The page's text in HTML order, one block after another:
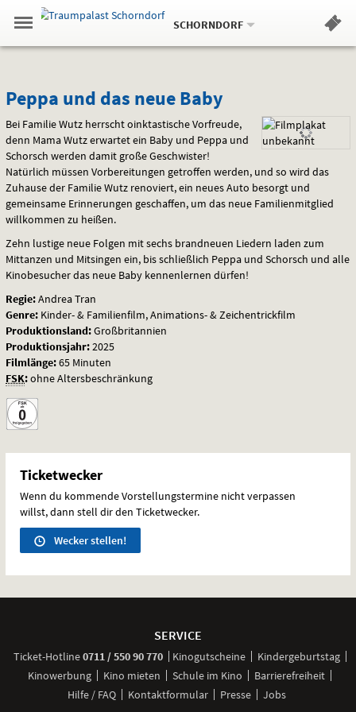
Springe
zum
,zum
.
Navigation
Gehe
zur
Standortauswahl
Standort:
SCHORNDORF.
Hinweis
Peppa
und
das
neue
Baby
Peppa und das neue Baby
Bei Familie Wutz herrscht oinktastische Vorfreude,
denn Mama Wutz erwartet ein Baby und Peppa und
Schorsch werden damit große Geschwister!
Natürlich müssen Vorbereitungen getroffen werden, und so wird das
Zuhause der Familie Wutz renoviert, ein neues Auto besorgt und
gemeinsame Erinnerungen geschaffen, um das neue Familienmitglied
willkommen zu heißen.
Zehn lustige neue Folgen mit sechs brandneuen Liedern laden zum
Mittanzen und Mitsingen ein, bis schließlich Peppa und Schorsch und alle
Kinobesucher das neue Baby kennenlernen dürfen!
Regie:Andrea Tran
Genre: Kinder- & Familienfilm, Animations- & Zeichentrickfilm
Produktionsland:Großbritannien
Produktionsjahr:2025
Filmlänge:65 Minuten
FSK:ohne Altersbeschränkung
Ticketwecker
Wenn du kommende Vorstellungstermine nicht verpassen
willst, dann stell dir den Ticketwecker.
Wecker stellen!
SERVICE
Ticket-Hotline0711 / 550 90 770anrufen
Kinogutscheine
Kindergeburtstag
Kinowerbung
Kino mieten Schule im Kino
Barrierefreiheit
Hilfe / FAQ
Kontaktformular Presse Jobs